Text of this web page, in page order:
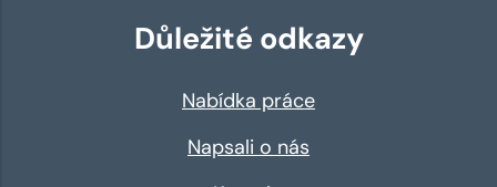
Důležité odkazy
Nabídka práce
Napsali o nás